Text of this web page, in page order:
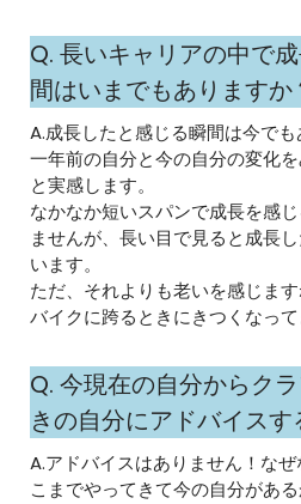
Q. 長いキャリアの中で
間はいまでもありますか
A.成長したと感じる瞬間は今でも
一年前の自分と今の自分の変化
と実感します。
なかなか短いスパンで成長を感
ませんが、長い目で見ると成長
います。
ただ、それよりも老いを感じます
バイクに跨るときにきつくなっ
Q. 今現在の自分からク
きの自分にアドバイスす
A.アドバイスはありません！な
こまでやってきて今の自分があ